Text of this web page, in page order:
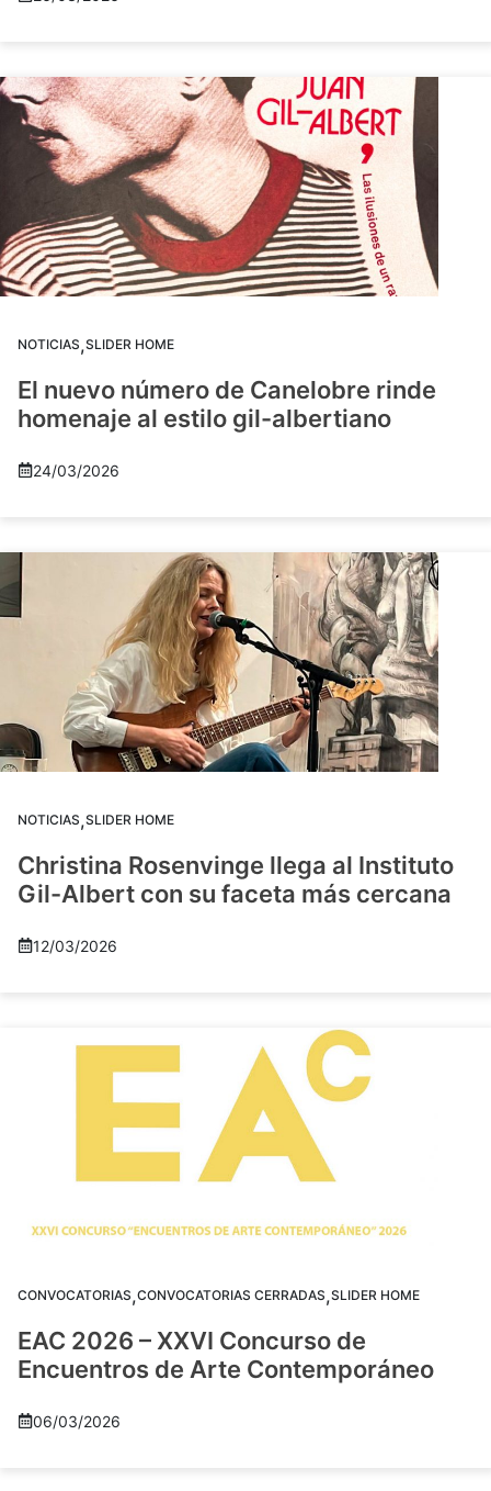
NOTICIAS,SLIDER HOME
El nuevo número de Canelobre rinde
homenaje al estilo gil-albertiano
24/03/2026
NOTICIAS,SLIDER HOME
Christina Rosenvinge llega al Instituto
Gil-Albert con su faceta más cercana
12/03/2026
CONVOCATORIAS,CONVOCATORIAS CERRADAS,SLIDER HOME
EAC 2026 – XXVI Concurso de
Encuentros de Arte Contemporáneo
06/03/2026